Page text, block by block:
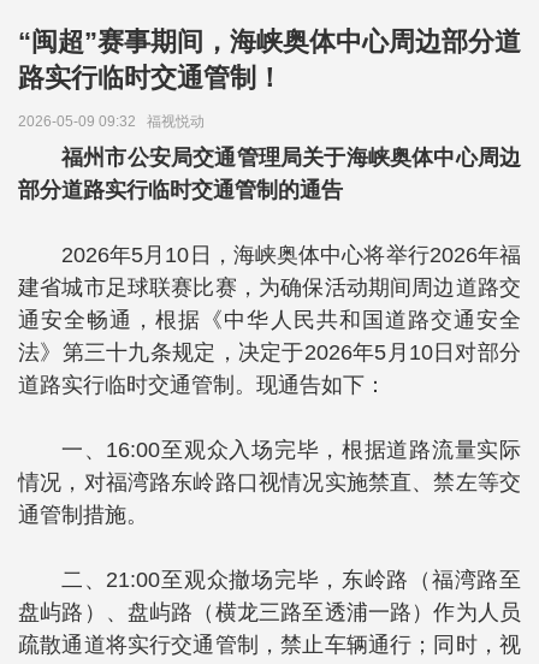
“闽超”赛事期间，海峡奥体中心周边部分道
路实行临时交通管制！
2026-05-09 09:32 福视悦动
福州市公安局交通管理局关于海峡奥体中心周边
部分道路实行临时交通管制的通告
2026年5月10日，海峡奥体中心将举行2026年福
建省城市足球联赛比赛，为确保活动期间周边道路交
通安全畅通，根据《中华人民共和国道路交通安全
法》第三十九条规定，决定于2026年5月10日对部分
道路实行临时交通管制。现通告如下：
一、16:00至观众入场完毕，根据道路流量实际
情况，对福湾路东岭路口视情况实施禁直、禁左等交
通管制措施。
二、21:00至观众撤场完毕，东岭路（福湾路至
盘屿路）、盘屿路（横龙三路至透浦一路）作为人员
疏散通道将实行交通管制，禁止车辆通行；同时，视